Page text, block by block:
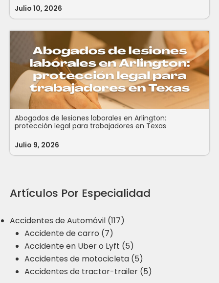
Julio 10, 2026
Abogados de lesiones laborales en Arlington:
protección legal para trabajadores en Texas
Julio 9, 2026
Artículos Por Especialidad
Accidentes de Automóvil (117)
Accidente de carro (7)
Accidente en Uber o Lyft (5)
Accidentes de motocicleta (5)
Accidentes de tractor-trailer (5)